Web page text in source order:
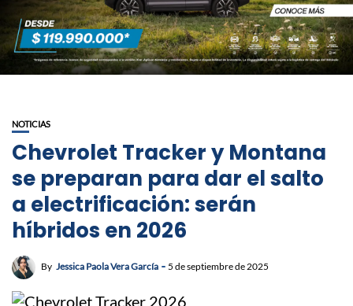
NOTICIAS
Chevrolet Tracker y Montana
se preparan para dar el salto
a electrificación: serán
híbridos en 2026
By Jessica Paola Vera García 5 de septiembre de 2025